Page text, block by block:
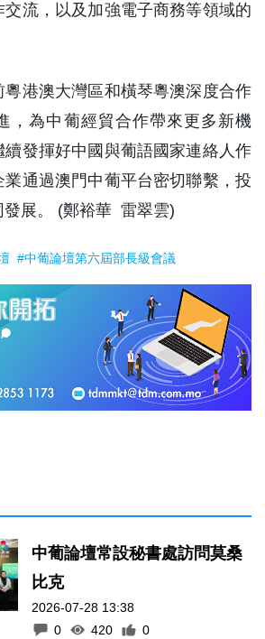
流，以及加強電子商務等領域的
港澳大灣區和橫琴粵澳深度合作
，為中葡經貿合作帶來更多新機
發揮好中國與葡語國家連絡人作
業通過澳門中葡平台密切聯繫，投
發展。 (鄭裕華 雷翠雲)
#中葡論壇第六屆部長級會議
中葡論壇常設秘書處訪問莫桑
比克
2026-07-28 13:38
0
420 0